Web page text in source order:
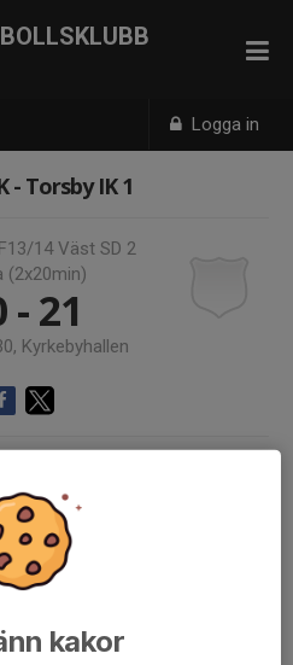
Logga in
- Torsby IK 1
14 Väst SD 2
(2x20min)
- 21
Kyrkebyhallen
aktiviteten. 18 personer var kallade.
in här
mot Torsby
snart ni kan.
Kincsö Kayla
Alice
sig i svaret i kallelsen
kakor